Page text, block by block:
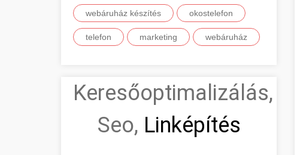
webáruház készítés okostelefon
telefon marketing webáruház
Keresőoptimalizálás,
Seo, Linképítés